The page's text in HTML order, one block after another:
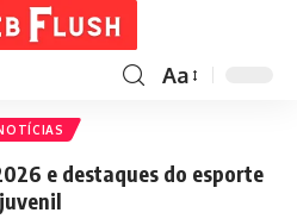
Aa
e destaques do esporte
juvenil